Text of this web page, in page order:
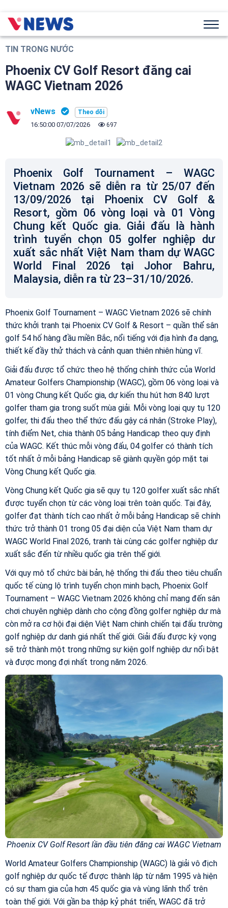
TIN TRONG NƯỚC
Phoenix CV Golf Resort đăng cai
WAGC Vietnam 2026
vNews
16:50:00 07/07/2026 697
Phoenix Golf Tournament – WAGC
Vietnam 2026 sẽ diễn ra từ 25/07 đến
13/09/2026 tại Phoenix CV Golf &
Resort, gồm 06 vòng loại và 01 Vòng
Chung kết Quốc gia. Giải đấu là hành
trình tuyển chọn 05 golfer nghiệp dư
xuất sắc nhất Việt Nam tham dự WAGC
World Final 2026 tại Johor Bahru,
Malaysia, diễn ra từ 23–31/10/2026.
Phoenix Golf Tournament – WAGC Vietnam 2026 sẽ chính
thức khởi tranh tại Phoenix CV Golf & Resort – quần thể sân
golf 54 hố hàng đầu miền Bắc, nổi tiếng với địa hình đa dạng,
thiết kế đầy thử thách và cảnh quan thiên nhiên hùng vĩ.
Giải đấu được tổ chức theo hệ thống chính thức của World
Amateur Golfers Championship (WAGC), gồm 06 vòng loại và
01 vòng Chung kết Quốc gia, dự kiến thu hút hơn 840 lượt
golfer tham gia trong suốt mùa giải. Mỗi vòng loại quy tụ 120
golfer, thi đấu theo thể thức đấu gậy cá nhân (Stroke Play),
tính điểm Net, chia thành 05 bảng Handicap theo quy định
của WAGC. Kết thúc mỗi vòng đấu, 04 golfer có thành tích
tốt nhất ở mỗi bảng Handicap sẽ giành quyền góp mặt tại
Vòng Chung kết Quốc gia.
Vòng Chung kết Quốc gia sẽ quy tụ 120 golfer xuất sắc nhất
được tuyển chọn từ các vòng loại trên toàn quốc. Tại đây,
golfer đạt thành tích cao nhất ở mỗi bảng Handicap sẽ chính
thức trở thành 01 trong 05 đại diện của Việt Nam tham dự
WAGC World Final 2026, tranh tài cùng các golfer nghiệp dư
xuất sắc đến từ nhiều quốc gia trên thế giới.
Với quy mô tổ chức bài bản, hệ thống thi đấu theo tiêu chuẩn
quốc tế cùng lộ trình tuyển chọn minh bạch, Phoenix Golf
Tournament – WAGC Vietnam 2026 không chỉ mang đến sân
chơi chuyên nghiệp dành cho cộng đồng golfer nghiệp dư mà
còn mở ra cơ hội đại diện Việt Nam chinh chiến tại đấu trường
golf nghiệp dư danh giá nhất thế giới. Giải đấu được kỳ vọng
sẽ trở thành một trong những sự kiện golf nghiệp dư nổi bật
và được mong đợi nhất trong năm 2026.
Phoenix CV Golf Resort lần đầu tiên đăng cai WAGC Vietnam
World Amateur Golfers Championship (WAGC) là giải vô địch
golf nghiệp dư quốc tế được thành lập từ năm 1995 và hiện
có sự tham gia của hơn 45 quốc gia và vùng lãnh thổ trên
toàn thế giới. Với gần ba thập kỷ phát triển, WAGC đã trở